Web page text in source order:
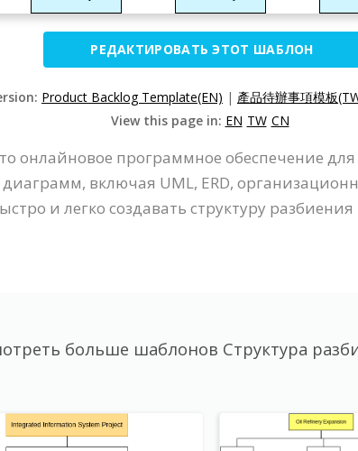
РЕДАКТИРОВАТЬ ЭТОТ ШАБЛОН
Product Backlog Template(EN) | 產品待辦事項模板
View this page in: EN TW CN
онлайновое программное обеспечение
включая UML, ERD,
и легко создавать структуру разбиения
больше шаблонов Структура